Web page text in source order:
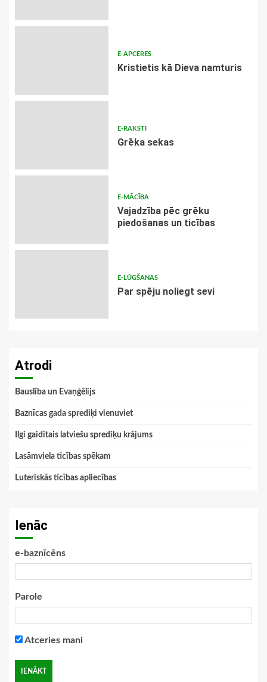
E-APCERES
Kristietis kā Dieva namturis
E-RAKSTI
Grēka sekas
E-MĀCĪBA
Vajadzība pēc grēku
piedošanas un ticības
E-LŪGŠANAS
Par spēju noliegt sevi
Atrodi
Bauslība un Evaņģēlijs
Baznīcas gada sprediķi vienuviet
Ilgi gaidītais latviešu sprediķu krājums
Lasāmviela ticības spēkam
Luteriskās ticības apliecības
Ienāc
e-baznīcēns
Parole
Atceries mani